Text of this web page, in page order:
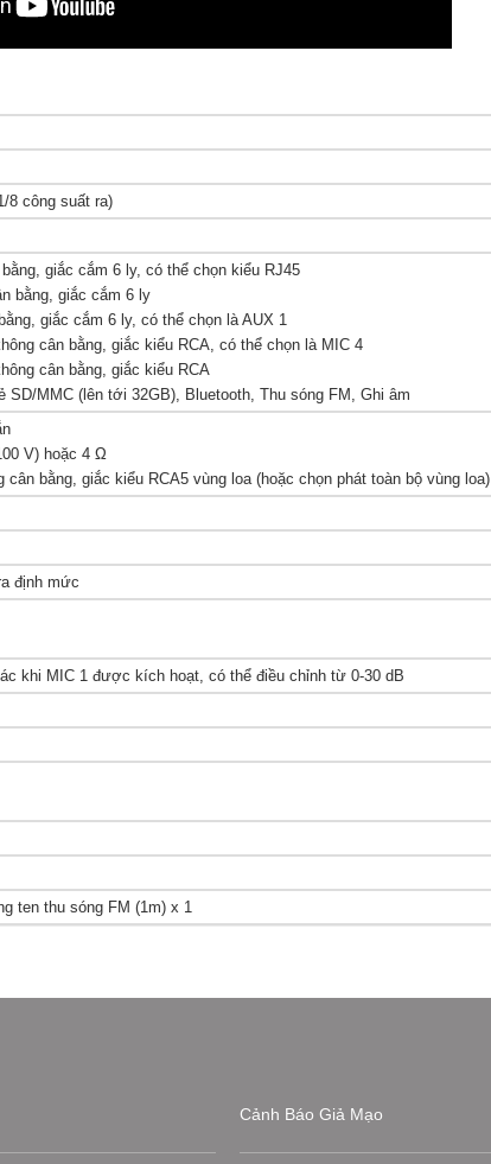
8 công suất ra)
giắc cắm 6 ly, có thể chọn kiểu RJ45
bằng, giắc cắm 6 ly
giắc cắm 6 ly, có thể chọn là AUX 1
cân bằng, giắc kiểu RCA, có thể chọn là MIC 4
cân bằng, giắc kiểu RCA
SD/MMC (lên tới 32GB), Bluetooth, Thu sóng FM, Ghi âm
V) hoặc 4 Ω
bằng, giắc kiểu RCA5 vùng loa (hoặc chọn phát toàn bộ vùng loa)
định mức
khi MIC 1 được kích hoạt, có thể điều chỉnh từ 0-30 dB
ten thu sóng FM (1m) x 1
Cảnh Báo Giả Mạo